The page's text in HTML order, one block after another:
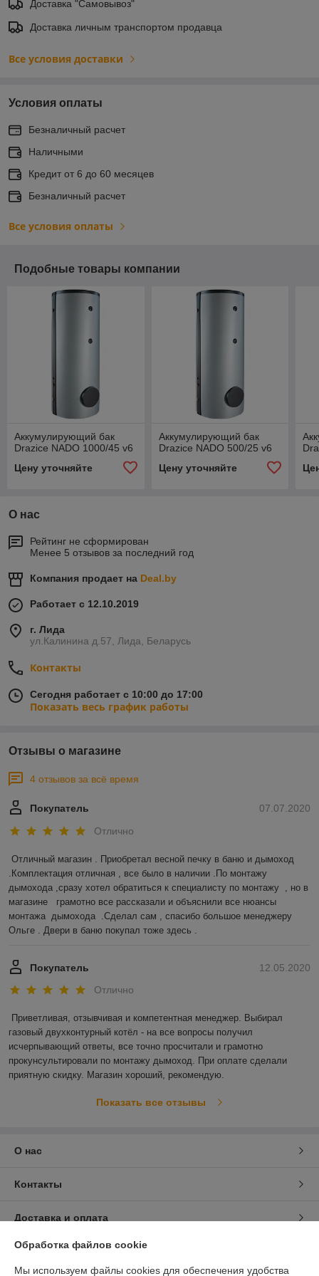
Доставка "Самовывоз"
Доставка личным транспортом продавца
Все условия доставки
Условия оплаты
Безналичный расчет
Наличными
Кредит от 6 до 60 месяцев
Безналичный расчет
Все условия оплаты
Подобные товары компании
Аккумулирующий бак
Drazice NADO 1000/45 v6
Цену уточняйте
Аккумулирующий бак
Drazice NADO 500/25 v6
Цену уточняйте
О нас
Рейтинг не сформирован
Менее 5 отзывов за последний год
Компания продает на Deal.by
Работает с 12.10.2019
г. Лида
ул.Калинина д.57, Лида, Беларусь
Контакты
Сегодня работает с 10:00 до 17:00
Показать весь график работы
Отзывы о магазине
4 отзывов за всё время
07.07.2020
Покупатель
Отлично
Отличный магазин . Приобретал весной печку в баню и дымоход
.Комплектация отличная , все было в наличии .По монтажу
дымохода ,сразу хотел обратиться к специалисту по монтажу  , но в
магазине   грамотно все рассказали и объяснили все нюансы
монтажа  дымохода  .Сделал сам , спасибо большое менеджеру
Ольге . Двери в баню покупал тоже здесь .
12.05.2020
Покупатель
Отлично
Приветливая, отзывчивая и компетентная менеджер. Выбирал
газовый двухконтурный котёл - на все вопросы получил
исчерпывающий ответы, все точно просчитали и грамотно
прокунсультировали по монтажу дымоход. При оплате сделали
приятную скидку. Магазин хороший, рекомендую.
Показать все отзывы
О нас
Контакты
Доставка и оплата
График работы
Обработка файлов cookie
Мы используем файлы cookies для обеспечения удобства